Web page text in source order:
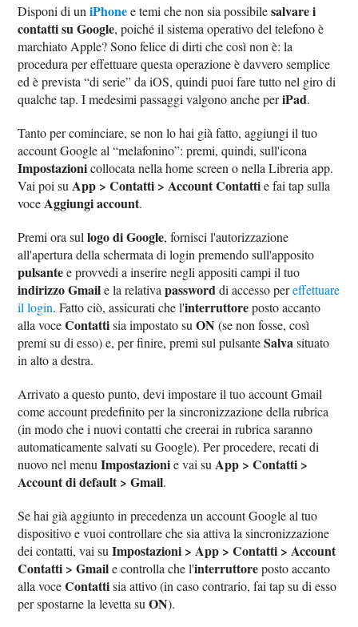
Disponi di uniPhonee temi che non sia possibilesalvare i
contatti su Google, poiché il sistema operativo del telefono è
marchiato Apple? Sono felice di dirti che così non è: la
procedura per effettuare questa operazione è davvero semplice
ed è prevista “di serie” da iOS, quindi puoi fare tutto nel giro di
qualche tap. I medesimi passaggi valgono anche periPad.
Tanto per cominciare, se non lo hai già fatto, aggiungi il tuo
account Google al “melafonino”: premi, quindi, sull'icona
Impostazionicollocata nella home screen o nella Libreria app.
Vai poi su App > Contatti > Account Contattie fai tap sulla
voce Aggiungi account.
Premi ora sullogo di Google, fornisci l'autorizzazione
all'apertura della schermata di login premendo sull'apposito
pulsantee provvedi a inserire negli appositi campi il tuo
indirizzo Gmaile la relativapassworddi accesso pereffettuare
il login. Fatto ciò, assicurati che l'interruttoreposto accanto
alla voceContattisia impostato suON (se non fosse, così
premi su di esso) e, per finire, premi sul pulsanteSalvasituato
in alto a destra.
Arrivato a questo punto, devi impostare il tuo account Gmail
come account predefinito per la sincronizzazione della rubrica
(in modo che i nuovi contatti che creerai in rubrica saranno
automaticamente salvati su Google). Per procedere, recati di
nuovo nel menuImpostazionie vai su App > Contatti >
Account di default > Gmail.
Se hai già aggiunto in precedenza un account Google al tuo
dispositivo e vuoi controllare che sia attiva la sincronizzazione
dei contatti, vai suImpostazioni > App > Contatti > Account
Contatti > Gmaile controlla che l'interruttoreposto accanto
alla voceContattisia attivo (in caso contrario, fai tap su di esso
per spostarne la levetta suON).